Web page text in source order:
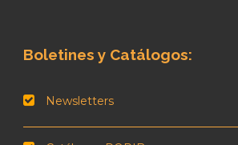
Boletines y Catálogos:
Newsletters